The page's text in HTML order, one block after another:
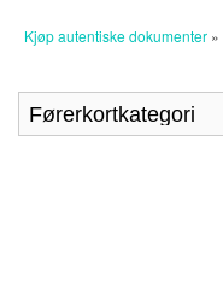
Kjøp autentiske dokumenter »